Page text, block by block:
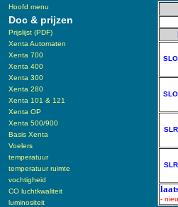
Hoofd menu
Doc & prijzen
Prijslijst (PDF)
Xenta Automaten
Xenta 700
Xenta 400
Xenta 300
Xenta 280
Xenta 101 & 121
Xenta OP
Xenta 500/900
Basis Xenta
Voelers
temperatuur
temperatuur ruimte
vochtigheid
CO luchtkwaliteit
luminositeit
-